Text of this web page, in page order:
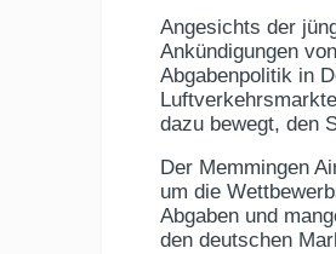
Angesichts der
Ankündigungen
Abgabenpolitik in
dazu bewegt, den
Der Memmingen
um die
Abgaben und
den deutschen